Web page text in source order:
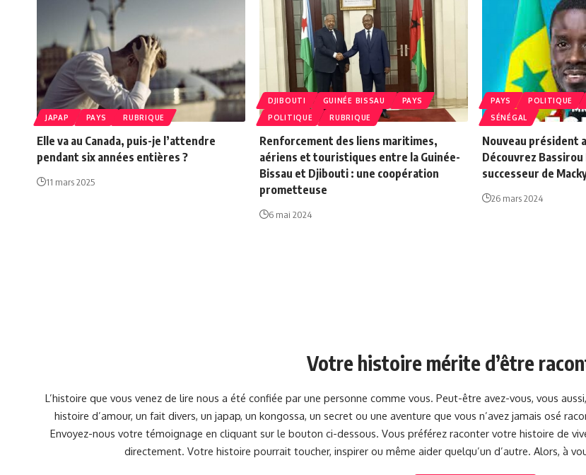
JAPAP PAYS RUBRIQUE
Elle va au Canada, puis-je l’attendre
pendant six années entières ?
11 mars 2025
DJIBOUTI GUINÉE BISSAU
PAYS
POLITIQUE
RUBRIQUE
Renforcement des liens maritimes,
aériens et touristiques entre la Guinée-
Bissau et Djibouti : une coopération
prometteuse
6 mai 2024
PAYS POLITIQUE
SÉNÉGAL
Nouveau président
Découvrez Bassirou
successeur de
26 mars 2024
Votre histoire mérite d’être
L’histoire que vous venez de lire nous a été confiée par une personne comme vous. Peut-être avez-vous, vous
histoire d’amour, un fait divers, un japap, un kongossa, un secret ou une aventure que vous n’avez jamais osé
Envoyez-nous votre témoignage en cliquant sur le bouton ci-dessous. Vous préférez raconter votre histoire de
directement. Votre histoire pourrait toucher, inspirer ou même aider quelqu’un d’autre. Alors, à